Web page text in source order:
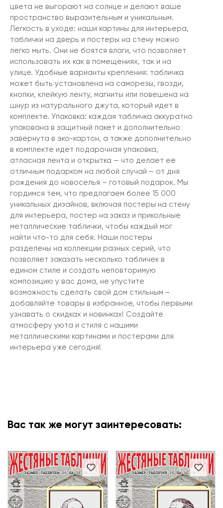
цвета не выгорают на солнце и делают ваше
пространство выразительным и уникальным.
Легкость в уходе: наши картины для интерьера,
таблички на дверь и постеры на стену можно
легко мыть. Они не боятся влаги, что позволяет
использовать их как в помещениях, так и на
улице. Удобные варианты крепления: табличка
может быть установлена на саморезы, гвозди,
кнопки, клейкую ленту, магниты или повешена на
шнур из натурального джута, который идет в
комплекте. Упаковка: каждая табличка аккуратно
упакована в защитный пакет и дополнительно
завернута в эко-картон, а также дополнительно
в комплекте идет подарочная упаковка,
атласная лента и открытка — что делает её
отличным подарком на любой случай – от дня
рождения до новоселья – готовый подарок. Мы
гордимся тем, что предлагаем более 15 000
уникальных дизайнов, включая постеры на стену
для интерьера, постер на заказ и прикольные
металлические таблички, чтобы каждый мог
найти что-то для себя. Наши постеры
разделены на коллекции разных серий, что
позволяет заказать несколько табличек в
едином стиле и создать неповторимую
композицию у вас дома, не упустите
возможность сделать свой дом стильным –
добавляйте товары в избранное, чтобы первыми
узнавать о скидках и новинках! Создайте
атмосферу уюта и стиля с нашими
металлическими картинами и постерами для
интерьера уже сегодня!
Вас так же могут заинтересовать: